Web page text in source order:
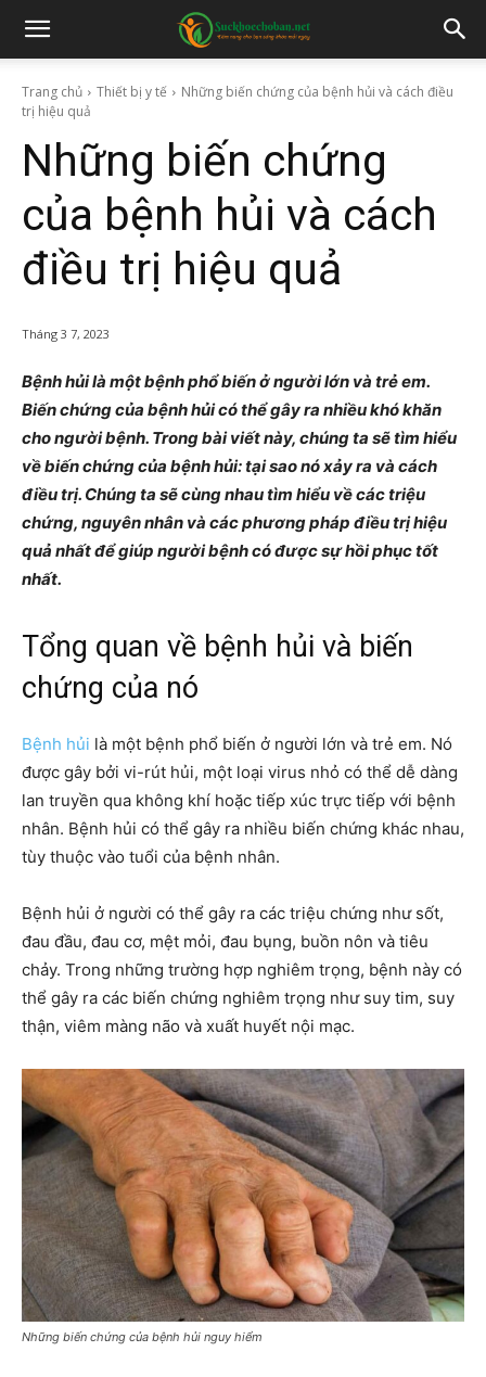
Trang chủ Thiết bị y tế
Những biến chứng của bệnh hủi và cách điều
trị hiệu quả
Những biến chứng
của bệnh hủi và cách
điều trị hiệu quả
Tháng 3 7, 2023
Bệnh hủi là một bệnh phổ biến ở người lớn và trẻ em.
Biến chứng của bệnh hủi có thể gây ra nhiều khó khăn
cho người bệnh. Trong bài viết này, chúng ta sẽ tìm hiểu
về biến chứng của bệnh hủi: tại sao nó xảy ra và cách
điều trị. Chúng ta sẽ cùng nhau tìm hiểu về các triệu
chứng, nguyên nhân và các phương pháp điều trị hiệu
quả nhất để giúp người bệnh có được sự hồi phục tốt
nhất.
Tổng quan về bệnh hủi và biến
chứng của nó
Bệnh hủi là một bệnh phổ biến ở người lớn và trẻ em. Nó
được gây bởi vi-rút hủi, một loại virus nhỏ có thể dễ dàng
lan truyền qua không khí hoặc tiếp xúc trực tiếp với bệnh
nhân. Bệnh hủi có thể gây ra nhiều biến chứng khác nhau,
tùy thuộc vào tuổi của bệnh nhân.
Bệnh hủi ở người có thể gây ra các triệu chứng như sốt,
đau đầu, đau cơ, mệt mỏi, đau bụng, buồn nôn và tiêu
chảy. Trong những trường hợp nghiêm trọng, bệnh này có
thể gây ra các biến chứng nghiêm trọng như suy tim, suy
thận, viêm màng não và xuất huyết nội mạc.
Những biến chứng của bệnh hủi nguy hiểm